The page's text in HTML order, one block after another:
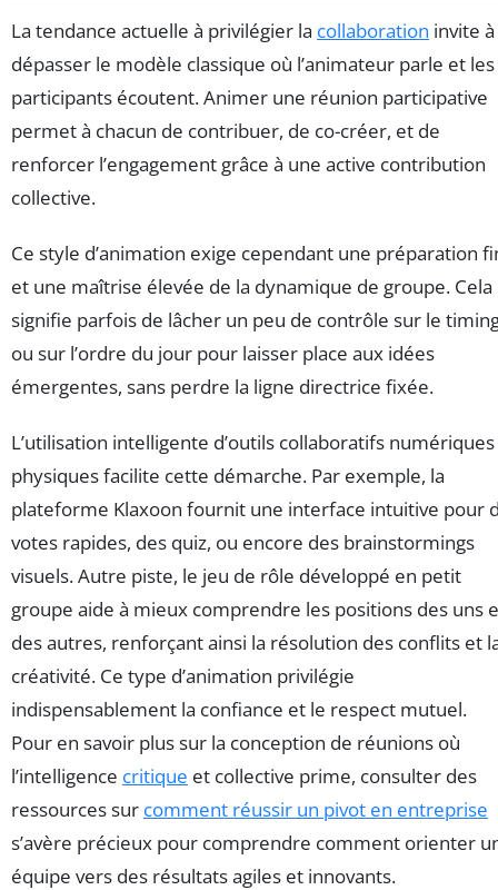
La tendance actuelle à privilégier la collaboration invite à
dépasser le modèle classique où l’animateur parle et les
participants écoutent. Animer une réunion participative
permet à chacun de contribuer, de co-créer, et de
renforcer l’engagement grâce à une active contribution
collective.
Ce style d’animation exige cependant une préparation
et une maîtrise élevée de la dynamique de groupe. Cela
signifie parfois de lâcher un peu de contrôle sur le
ou sur l’ordre du jour pour laisser place aux idées
émergentes, sans perdre la ligne directrice fixée.
L’utilisation intelligente d’outils collaboratifs
physiques facilite cette démarche. Par exemple, la
plateforme Klaxoon fournit une interface intuitive pour
votes rapides, des quiz, ou encore des brainstormings
visuels. Autre piste, le jeu de rôle développé en petit
groupe aide à mieux comprendre les positions des uns
des autres, renforçant ainsi la résolution des conflits et
créativité. Ce type d’animation privilégie
indispensablement la confiance et le respect mutuel.
Pour en savoir plus sur la conception de réunions où
l’intelligence critique et collective prime, consulter des
ressources sur comment réussir un pivot en entreprise
s’avère précieux pour comprendre comment orienter
équipe vers des résultats agiles et innovants.